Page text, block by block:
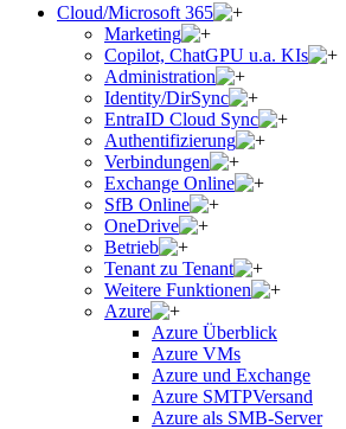
Cloud/Microsoft 365
Marketing
Copilot, ChatGPU u.a. KIs
Administration
Identity/DirSync
EntraID Cloud Sync
Authentifizierung
Verbindungen
Exchange Online
SfB Online
OneDrive
Betrieb
Tenant zu Tenant
Weitere Funktionen
Azure
Azure Überblick
Azure VMs
Azure und Exchange
Azure SMTPVersand
Azure als SMB-Server